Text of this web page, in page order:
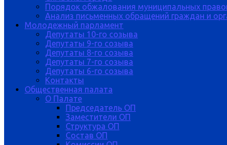
Порядок обжалования муниципальных
Анализ письменных обращений граждан и
Молодежный парламент
Депутаты 10-го созыва
Депутаты 9-го созыва
Депутаты 8-го созыва
Депутаты 7-го созыва
Депутаты 6-го созыва
Контакты
Общественная палата
О Палате
Председатель ОП
Заместители ОП
Структура ОП
Состав ОП